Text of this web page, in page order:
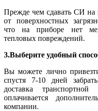
Прежде чем сдавать СИ на
от поверхностных
что на приборе нет
тепловых повреждений.
3.Выберите удобный
Вы можете лично
спустя 7-10 дней
доставка
оплачивается
компании.